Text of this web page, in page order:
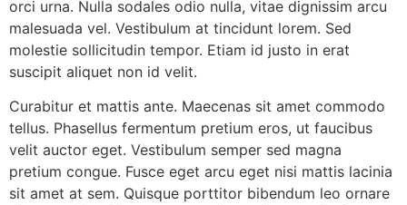
orci urna. Nulla sodales odio nulla, vitae dignissim arcu
malesuada vel. Vestibulum at tincidunt lorem. Sed
molestie sollicitudin tempor. Etiam id justo in erat
suscipit aliquet non id velit.
Curabitur et mattis ante. Maecenas sit amet commodo
tellus. Phasellus fermentum pretium eros, ut faucibus
velit auctor eget. Vestibulum semper sed magna
pretium congue. Fusce eget arcu eget nisi mattis lacinia
sit amet at sem. Quisque porttitor bibendum leo ornare